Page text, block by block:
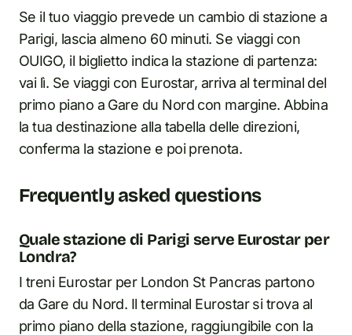
Se il tuo viaggio prevede un cambio di stazione a
Parigi, lascia almeno 60 minuti. Se viaggi con
OUIGO, il biglietto indica la stazione di partenza:
vai lì. Se viaggi con Eurostar, arriva al terminal del
primo piano a Gare du Nord con margine. Abbina
la tua destinazione alla tabella delle direzioni,
conferma la stazione e poi prenota.
Frequently asked questions
Quale stazione di Parigi serve Eurostar per
Londra?
I treni Eurostar per London St Pancras partono
da Gare du Nord. Il terminal Eurostar si trova al
primo piano della stazione, raggiungibile con la